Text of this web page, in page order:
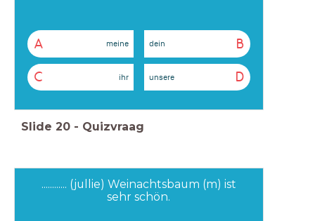
A meine B
dein
C ihr D
unsere
Slide 20 - Quizvraag
............ (jullie) Weinachtsbaum (m) ist
sehr schön.